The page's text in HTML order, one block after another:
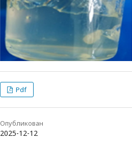
Pdf
Опубликован
2025-12-12